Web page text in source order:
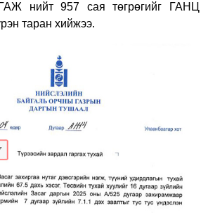
нийт 957 сая төгрөгийг ГАНЦ
таран хийжээ.